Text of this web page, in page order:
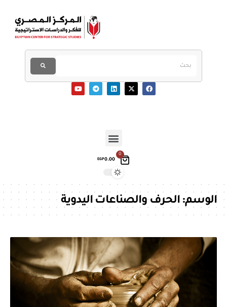
0
EGP0.00
الوسم:الحرف والصناعات اليدوية